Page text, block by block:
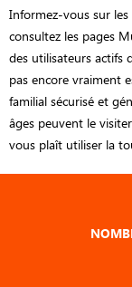
Informez-vous sur
consultez les pages
des utilisateurs actifs
pas encore vraiment
familial sécurisé et
âges peuvent le
vous plaît utiliser la